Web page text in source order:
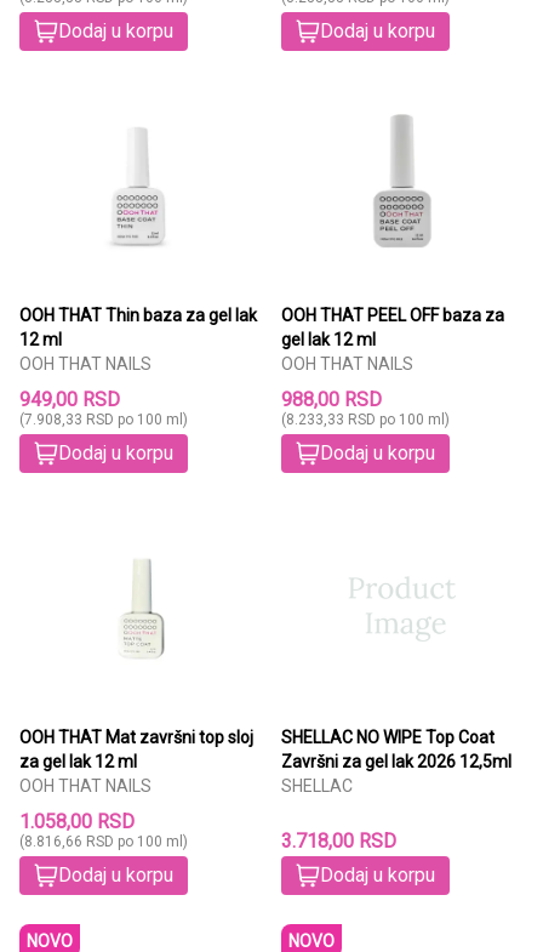
Dodaj u korpu Dodaj u korpu
OOH THAT Thin baza za gel lak
12 ml
OOH THAT NAILS
949,00 RSD
(7.908,33 RSD po 100 ml)
Dodaj u korpu
OOH THAT PEEL OFF baza za
gel lak 12 ml
OOH THAT NAILS
988,00 RSD
(8.233,33 RSD po 100 ml)
Dodaj u korpu
OOH THAT Mat završni top sloj
za gel lak 12 ml
OOH THAT NAILS
1.058,00 RSD
(8.816,66 RSD po 100 ml)
Dodaj u korpu
SHELLAC NO WIPE Top Coat
Završni za gel lak 2026 12,5ml
SHELLAC
3.718,00 RSD
Dodaj u korpu
NOVO NOVO